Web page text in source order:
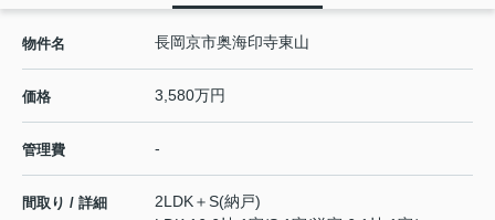
物件名 長岡京市奥海印寺東山
価格 3,580万円
管理費 -
間取り / 詳細
2LDK＋S(納戸)